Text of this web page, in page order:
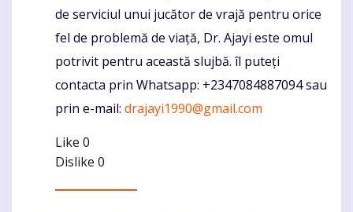
de serviciul unui jucător de vrajă pentru orice
fel de problemă de viață, Dr. Ajayi este omul
potrivit pentru această slujbă. îl puteți
contacta prin Whatsapp: +2347084887094 sau
prin e-mail: drajayi1990@gmail.com
Like 0
Dislike 0